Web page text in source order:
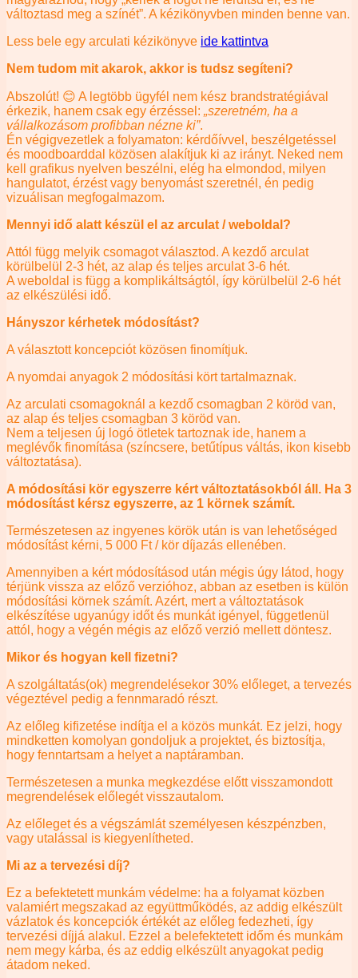
változtasd meg a színét”. A kézikönyvben minden benne van.
Less bele egy arculati kézikönyve ide kattintva
Nem tudom mit akarok, akkor is tudsz segíteni?
Abszolút! 😊 A legtöbb ügyfél nem kész brandstratégiával
érkezik, hanem csak egy érzéssel: „szeretném, ha a
vállalkozásom profibban nézne ki”.
Én végigvezetlek a folyamaton: kérdőívvel, beszélgetéssel
és moodboarddal közösen alakítjuk ki az irányt. Neked nem
kell grafikus nyelven beszélni, elég ha elmondod, milyen
hangulatot, érzést vagy benyomást szeretnél, én pedig
vizuálisan megfogalmazom.
Mennyi idő alatt készül el az arculat / weboldal?
Attól függ melyik csomagot választod. A kezdő arculat
körülbelül 2-3 hét, az alap és teljes arculat 3-6 hét.
A weboldal is függ a komplikáltságtól, így körülbelül 2-6 hét
az elkészülési idő.
Hányszor kérhetek módosítást?
A választott koncepciót közösen finomítjuk.
A nyomdai anyagok 2 módosítási kört tartalmaznak.
Az arculati csomagoknál a kezdő csomagban 2 köröd van,
az alap és teljes csomagban 3 köröd van.
Nem a teljesen új logó ötletek tartoznak ide, hanem a
meglévők finomítása (színcsere, betűtípus váltás, ikon kisebb
változtatása).
A módosítási kör egyszerre kért változtatásokból áll. Ha 3
módosítást kérsz egyszerre, az 1 körnek számít.
Természetesen az ingyenes körök után is van lehetőséged
módosítást kérni, 5 000 Ft / kör díjazás ellenében.
Amennyiben a kért módosításod után mégis úgy látod, hogy
térjünk vissza az előző verzióhoz, abban az esetben is külön
módosítási körnek számít. Azért, mert a változtatások
elkészítése ugyanúgy időt és munkát igényel, függetlenül
attól, hogy a végén mégis az előző verzió mellett döntesz.
Mikor és hogyan kell fizetni?
A szolgáltatás(ok) megrendelésekor 30% előleget, a tervezés
végeztével pedig a fennmaradó részt.
Az előleg kifizetése indítja el a közös munkát. Ez jelzi, hogy
mindketten komolyan gondoljuk a projektet, és biztosítja,
hogy fenntartsam a helyet a naptáramban.
Természetesen a munka megkezdése előtt visszamondott
megrendelések előlegét visszautalom.
Az előleget és a végszámlát személyesen készpénzben,
vagy utalással is kiegyenlítheted.
Mi az a tervezési díj?
Ez a befektetett munkám védelme: ha a folyamat közben
valamiért megszakad az együttműködés, az addig elkészült
vázlatok és koncepciók értékét az előleg fedezheti, így
tervezési díjjá alakul. Ezzel a belefektetett időm és munkám
nem megy kárba, és az eddig elkészült anyagokat pedig
átadom neked.